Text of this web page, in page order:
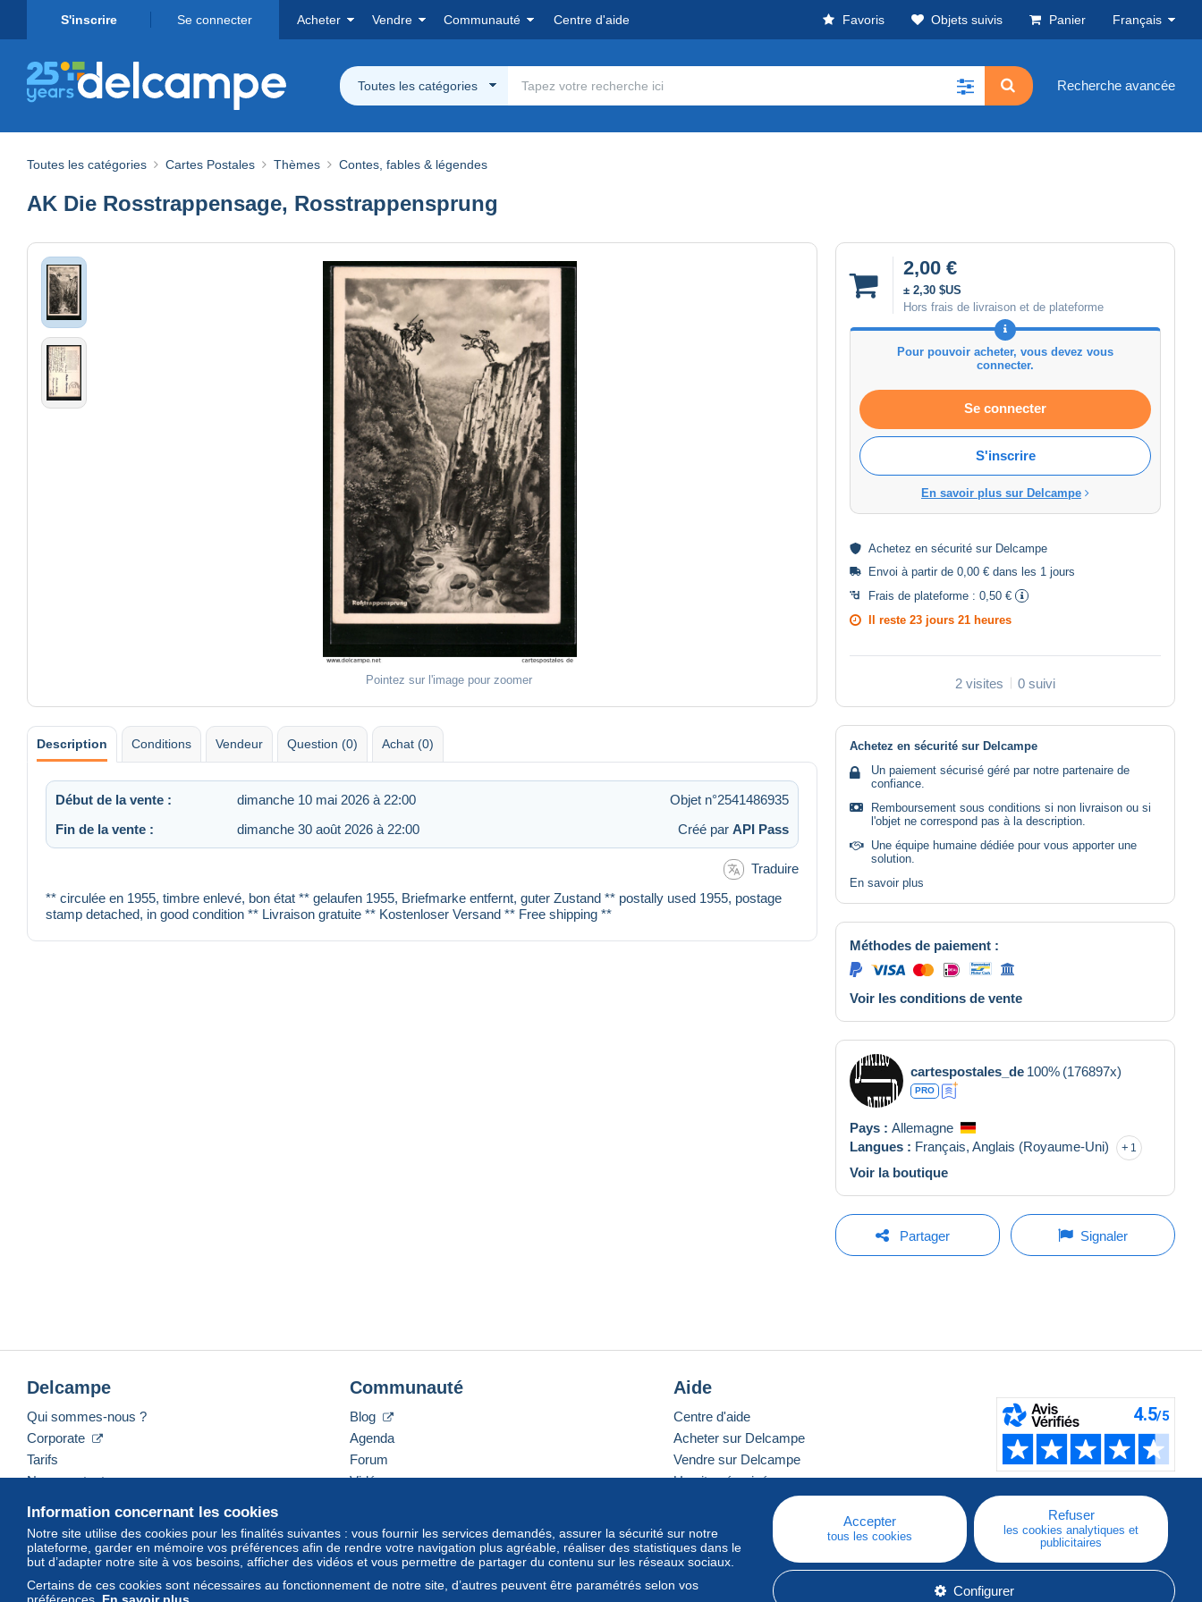
S'inscrire Se connecter Acheter Vendre Communauté Centre d'aide Favoris Objets suivis Panier Français
Toutes les catégories Recherche avancée
Toutes les catégories Cartes Postales Thèmes Contes, fables & légendes
AK Die Rosstrappensage, Rosstrappensprung
Pointez sur l'image pour zoomer
2,00 €
± 2,30 $US
Hors frais de livraison et de plateforme
Pour pouvoir acheter, vous devez vous
connecter.
Se connecter
S'inscrire
En savoir plus sur Delcampe
Achetez en sécurité sur Delcampe
Envoi à partir de 0,00 € dans les 1 jours
Frais de plateforme : 0,50 €
Il reste 23 jours 21 heures
2 visites 0 suivi
Description Conditions Vendeur Question (0) Achat (0)
Début de la vente : dimanche 10 mai 2026 à 22:00
Objet n°2541486935
Fin de la vente :
dimanche 30 août 2026 à 22:00 Créé par API Pass
Traduire
** circulée en 1955, timbre enlevé, bon état ** gelaufen 1955, Briefmarke entfernt, guter Zustand ** postally used 1955, postage
stamp detached, in good condition ** Livraison gratuite ** Kostenloser Versand ** Free shipping **
Achetez en sécurité sur Delcampe
Un paiement sécurisé géré par notre partenaire de
confiance.
Remboursement sous conditions si non livraison ou si
l'objet ne correspond pas à la description.
Une équipe humaine dédiée pour vous apporter une
solution.
En savoir plus
Méthodes de paiement :
Voir les conditions de vente
cartespostales_de 100% (176897x)
PRO
Pays : Allemagne
Langues : Français, Anglais (Royaume-Uni) 1
Voir la boutique
Partager Signaler
Information concernant les cookies
Notre site utilise des cookies pour les finalités suivantes : vous fournir les services demandés, assurer la sécurité sur notre
plateforme, garder en mémoire vos préférences afin de rendre votre navigation plus agréable, réaliser des statistiques dans le
but d’adapter notre site à vos besoins, afficher des vidéos et vous permettre de partager du contenu sur les réseaux sociaux.
Certains de ces cookies sont nécessaires au fonctionnement de notre site, d’autres peuvent être paramétrés selon vos
préférences. En savoir plus
Accepter
tous les cookies
Refuser
les cookies analytiques et
publicitaires
Configurer
Delcampe
Qui sommes-nous ?
Corporate
Tarifs
Nous contacter
Communauté
Blog
Agenda
Forum
Vidéos
Aide
Centre d'aide
Acheter sur Delcampe
Vendre sur Delcampe
Un site sécurisé
Français USD America/Indiana/Vevay Mode standard